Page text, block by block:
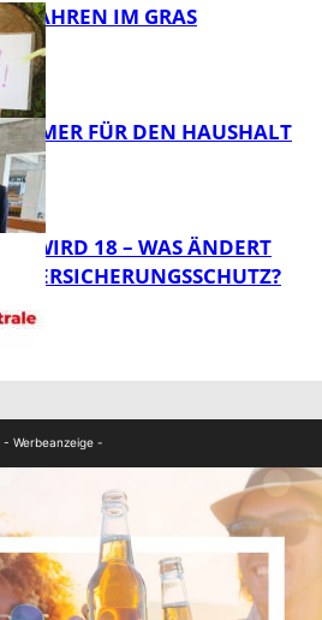
IM GRAS
IMMER FÜR DEN HAUSHALT
WIRD 18 – WAS ÄNDERT
VERSICHERUNGSSCHUTZ?
- Werbeanzeige -